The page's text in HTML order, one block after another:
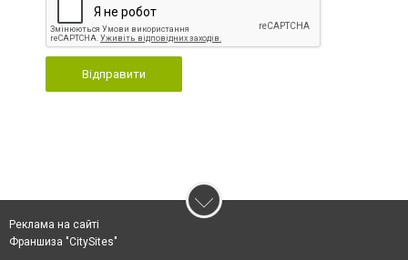
Відправити
Реклама на сайті
Франшиза "CitySites"